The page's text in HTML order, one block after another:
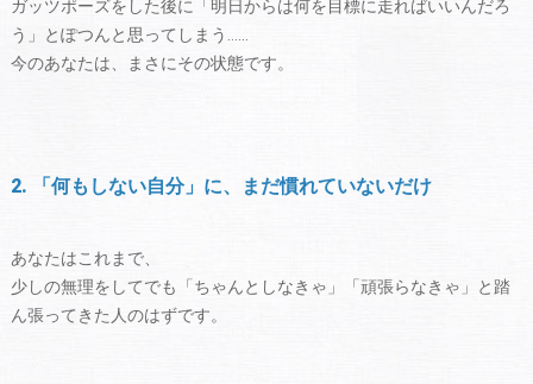
ガッツポーズをした後に「明日からは何を目標に走ればいいんだろ
う」とぽつんと思ってしまう……
今のあなたは、まさにその状態です。
2. 「何もしない自分」に、まだ慣れていないだけ
あなたはこれまで、
少しの無理をしてでも「ちゃんとしなきゃ」「頑張らなきゃ」と踏
ん張ってきた人のはずです。